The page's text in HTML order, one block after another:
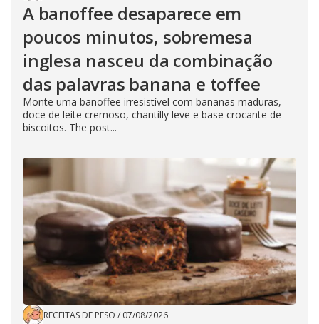
A banoffee desaparece em
poucos minutos, sobremesa
inglesa nasceu da combinação
das palavras banana e toffee
Monte uma banoffee irresistível com bananas maduras,
doce de leite cremoso, chantilly leve e base crocante de
biscoitos. The post...
RECEITAS DE PESO / 07/08/2026